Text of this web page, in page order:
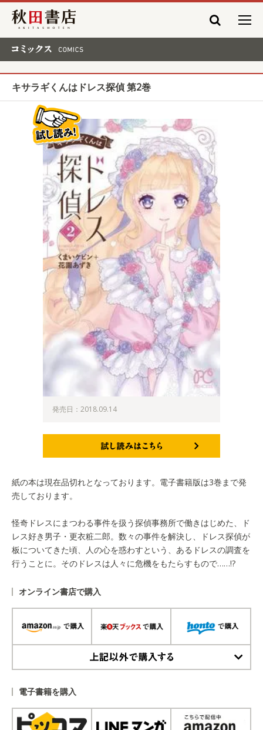
秋田書店
キサラギくんはドレス探偵 第2巻
発売日：2018.09.14
紙の本は現在品切れとなっております。電子書籍版は3巻まで発
売しております。
怪奇ドレスにまつわる事件を扱う探偵事務所で働きはじめた、ド
レス好き男子・更衣粧二郎。数々の事件を解決し、ドレス探偵が
板についてきた頃、人の心を惑わすという、あるドレスの調査を
行うことに。そのドレスは人々に危機をもたらすもので……!?
オンライン書店で購入
電子書籍を購入